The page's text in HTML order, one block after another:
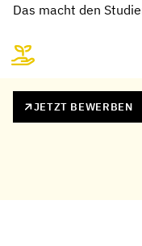
Das macht den
JETZT BEWERBEN